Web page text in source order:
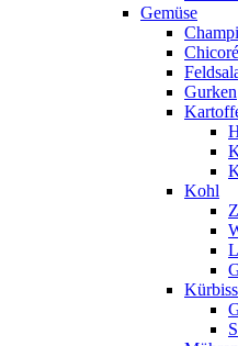
Gemüse
Gurken
Kohl